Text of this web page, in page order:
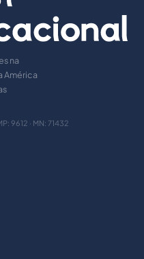
na
América
9612 · MN: 71432